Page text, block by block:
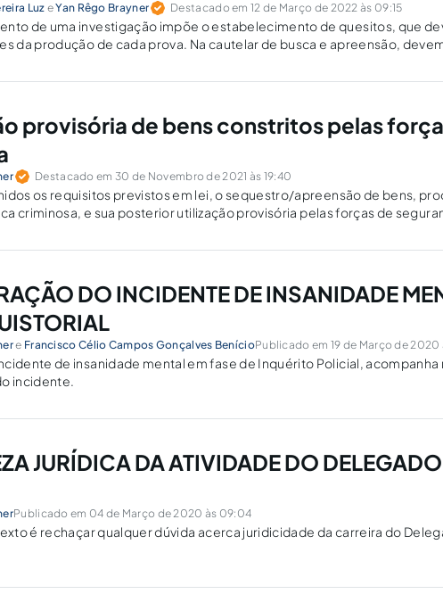
Luz eYan Rêgo Brayner Destacado em 12 de Março de 2022 às 09:15
de uma investigação impõe o estabelecimento de quesitos, que
da produção de cada prova. Na cautelar de busca e apreensão,
do contraditório judicial.
provisória de bens constritos pelas
Destacado em 30 de Novembro de 2021 às 19:40
os requisitos previstos em lei, o sequestro/apreensão de bens,
criminosa, e sua posterior utilização provisória pelas forças de
DO INCIDENTE DE INSANIDADE
e Francisco Célio Campos Gonçalves BenícioPublicado em 19 de Março de 2020
de insanidade mental em fase de Inquérito Policial,
incidente.
JURÍDICA DA ATIVIDADE DO
Publicado em 04 de Março de 2020 às 09:04
é rechaçar qualquer dúvida acerca juridicidade da carreira do